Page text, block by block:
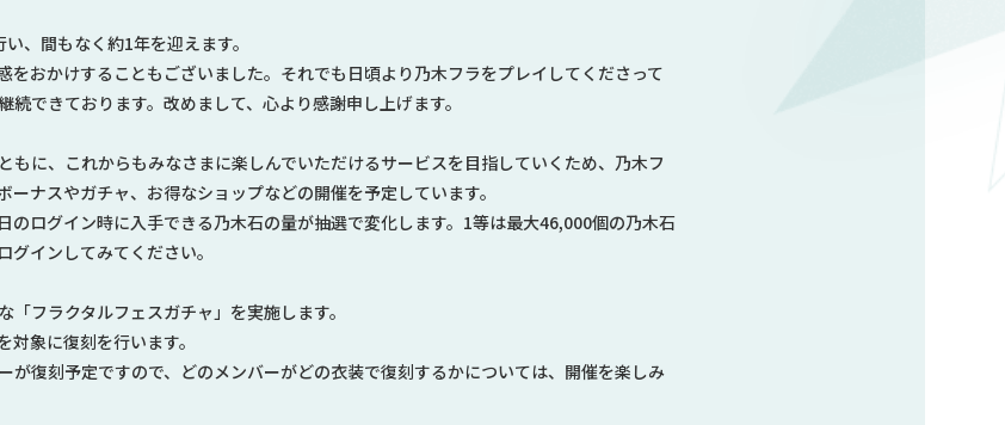
、間もなく約1年を迎えます。
をおかけすることもございました。それでも日頃より乃木フラをプレイしてくださって
できております。改めまして、心より感謝申し上げます。
もに、これからもみなさまに楽しんでいただけるサービスを目指していくため、乃木フ
ナスやガチャ、お得なショップなどの開催を予定しています。
のログイン時に入手できる乃木石の量が抽選で変化します。1等は最大46,000個の乃木石
インしてみてください。
フラクタルフェスガチャ」を実施します。
象に復刻を行います。
が復刻予定ですので、どのメンバーがどの衣装で復刻するかについては、開催を楽しみ